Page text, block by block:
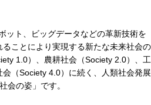
性能）
アスマチ-）
ット、ビッグデータなどの革新技術を
ことにより実現する新たな未来社会の
1.0）、農耕社会（Society 2.0）、工
（Society 4.0）に続く、人類社会発展
会の姿」です。